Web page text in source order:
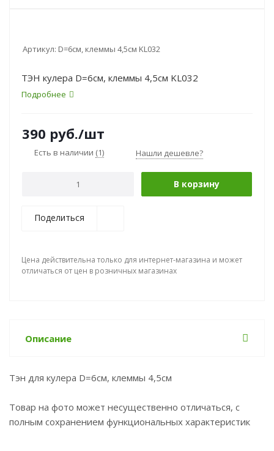
Артикул: D=6см, клеммы 4,5см KL032
ТЭН кулера D=6см, клеммы 4,5см KL032
Подробнее
390 руб./шт
Есть в наличии (1) Нашли дешевле?
В корзину
Поделиться
Цена действительна только для интернет-магазина и может
отличаться от цен в розничных магазинах
Описание
Тэн для кулера D=6см, клеммы 4,5см
Товар на фото может несущественно отличаться, с
полным сохранением функциональных характеристик